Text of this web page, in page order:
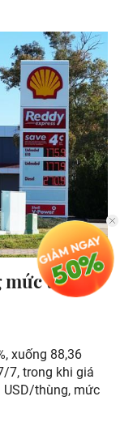
mức thấp
xuống 88,36
7, trong khi giá
USD/thùng, mức